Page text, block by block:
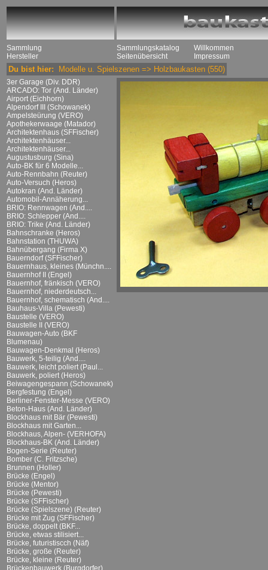
Sammlung
Hersteller
Sammlungskatalog
Seitenübersicht
Willkommen
Impressum
Du bist hier: Modelle u. Spielszenen => Holzbaukasten (550)
3er Garage (Div. DDR)
ARCADO: Tor (And. Länder)
Airport (Eichhorn)
Alpendorf III (Schowanek)
Ampelsteürung (VERO)
Apothekerwaage (Matador)
Architektenhaus (SFFischer)
Architektenhäuser...
Architektenhäuser...
Augustusburg (Sina)
Auto-BK für 6 Modelle...
Auto-Rennbahn (Reuter)
Auto-Versuch (Heros)
Autokran (And. Länder)
Automobil-Annäherung...
BRIO: Rennwagen (And....
BRIO: Schlepper (And....
BRIO: Trike (And. Länder)
Bahnschranke (Heros)
Bahnstation (THUWA)
Bahnübergang (Firma X)
Bauerndorf (SFFischer)
Bauernhaus, kleines (Münchn....
Bauernhof II (Engel)
Bauernhof, fränkisch (VERO)
Bauernhof, niederdeutsch...
Bauernhof, schematisch (And....
Bauhaus-Villa (Pewesti)
Baustelle (VERO)
Baustelle II (VERO)
Bauwagen-Auto (BKF
Blumenau)
Bauwagen-Denkmal (Heros)
Bauwerk, 5-teilig (And....
Bauwerk, leicht poliert (Paul...
Bauwerk, poliert (Heros)
Beiwagengespann (Schowanek)
Bergfestung (Engel)
Berliner-Fenster-Messe (VERO)
Beton-Haus (And. Länder)
Blockhaus mit Bär (Pewesti)
Blockhaus mit Garten...
Blockhaus, Alpen- (VERHOFA)
Blockhaus-BK (And. Länder)
Bogen-Serie (Reuter)
Bomber (C. Fritzsche)
Brunnen (Holler)
Brücke (Engel)
Brücke (Mentor)
Brücke (Pewesti)
Brücke (SFFischer)
Brücke (Spielszene) (Reuter)
Brücke mit Zug (SFFischer)
Brücke, doppelt (BKF...
Brücke, etwas stilisiert...
Brücke, futuristiscch (Näf)
Brücke, große (Reuter)
Brücke, kleine (Reuter)
Brückenbauwerk (Burgdorfer)